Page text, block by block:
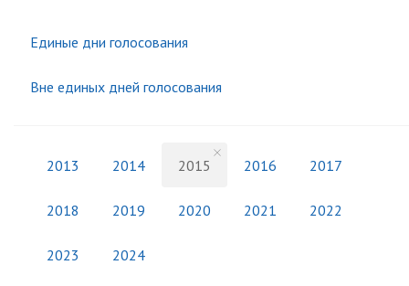
Единые дни голосования
Вне единых дней голосования
2013 2014 2015 2016 2017
2018 2019 2020 2021 2022
2023 2024